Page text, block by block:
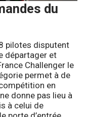
du
pilotes disputent
départager et
Challenger le
permet à de
en
donne pas lieu à
à celui de